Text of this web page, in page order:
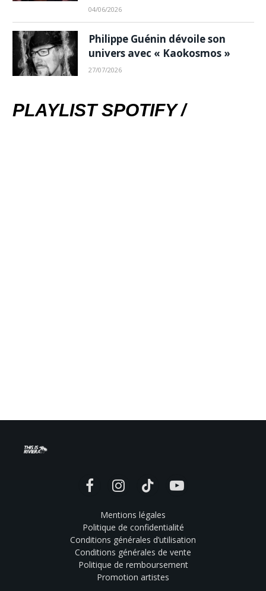
04/06/2026
Philippe Guénin dévoile son
univers avec « Kaokosmos »
27/07/2026
PLAYLIST SPOTIFY /
FacebookInstagramTikTok YouTube
Mentions légales
Politique de confidentialité
Conditions générales d’utilisation
Conditions générales de vente
Politique de remboursement
Promotion artistes